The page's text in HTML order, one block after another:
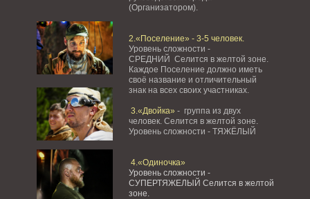
(Организатором).
2.«Поселение» - 3-5 человек.
Уровень сложности -
СРЕДНИЙ Селится в желтой зоне.
Каждое Поселение должно иметь
своё название и отличительный
знак на всех своих участниках.
3.«Двойка» - группа из двух
человек. Селится в желтой зоне.
Уровень сложности - ТЯЖЁЛЫЙ
4.«Одиночка»
Уровень сложности -
СУПЕРТЯЖЕЛЫЙ Селится в желтой
зоне.